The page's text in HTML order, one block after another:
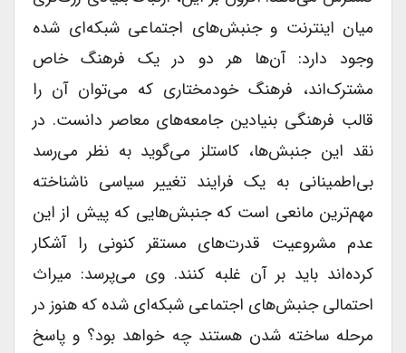
میان اینترنت و جنبش‌های اجتماعی شبکه‌ای شده
وجود دارد: آن‌ها هر دو در یک فرهنگ خاص
مشترک‌اند، فرهنگ خود‌مختاری که می‌توان آن را
قالب فرهنگی بنیادین جامعه‌های معاصر دانست. در
نقد این جنبش‌ها، کاستلز می‌گوید به نظر می‌رسد
بی‌اطمینانی به یک فرایند تغییر سیاسی ناشناخته
مهم‌ترین مانعی است که جنبش‌هایی که پیش از این
عدم مشروعیت قدرت‌های مستقر کنونی را آشکار
کرده‌اند باید بر آن غلبه کنند. وی می‌پرسد: میراث
احتمالی جنبش‌های اجتماعی شبکه‌ای شده که هنوز در
مرحله ساخته شدن هستند چه خواهد بود؟ و پاسخ